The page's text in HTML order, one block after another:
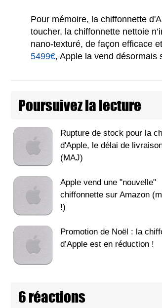
Pour mémoire, la chiffonnette
toucher, la chiffonnette nettoie
nano‑texturé, de façon efficace
5499€, Apple la vend désormais
Poursuivez la lecture
Rupture de stock pour la
d'Apple, le délai de
(MAJ)
Apple vend une "nouvelle"
chiffonnette sur Amazon
!)
Promotion de Noël : la
d’Apple est en réduction !
6 réactions